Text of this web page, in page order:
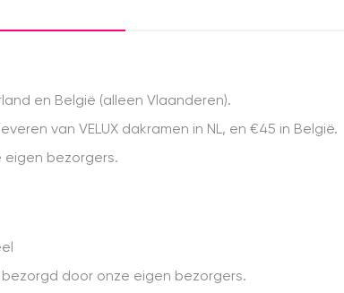
en België (alleen Vlaanderen).
van VELUX dakramen in NL, en €45 in België.
eigen bezorgers.
bezorgd door onze eigen bezorgers.